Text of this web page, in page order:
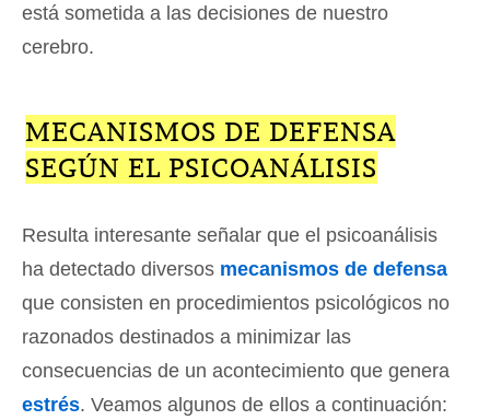
está sometida a las decisiones de nuestro
cerebro.
MECANISMOS DE DEFENSA
SEGÚN EL PSICOANÁLISIS
Resulta interesante señalar que el psicoanálisis
ha detectado diversos mecanismos de defensa
que consisten en procedimientos psicológicos no
razonados destinados a minimizar las
consecuencias de un acontecimiento que genera
estrés. Veamos algunos de ellos a continuación: